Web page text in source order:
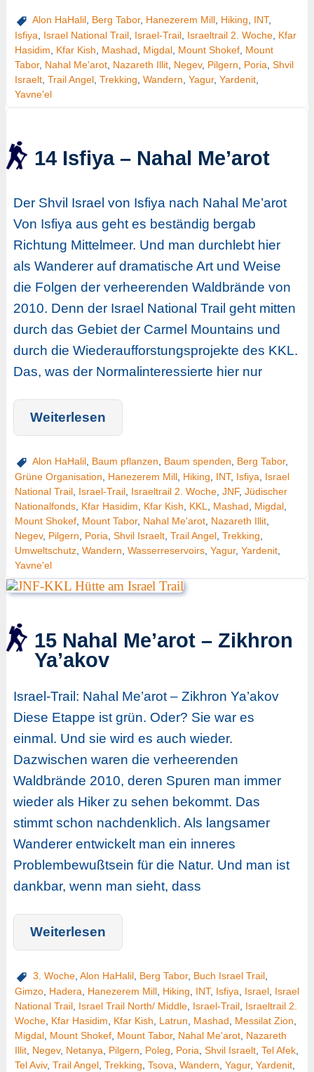
Alon HaHalil, Berg Tabor, Hanezerem Mill, Hiking INT,
Isfiya, Israel National Trail, Israel-Trail, Israeltrail 2. Woche, Kfar
Hasidim, Kfar Kish, Mashad, Migdal, Mount Shokef, Mount
Tabor, Nahal Me'arot, Nazareth Illit, Negev, Pilgern, Poria, Shvil
Israelt, Trail Angel, Trekking, Wandern, Yagur, Yardenit,
Yavne'el
14 Isfiya – Nahal Me’arot
Der Shvil Israel von Isfiya nach Nahal Me’arot
Von Isfiya aus geht es beständig bergab
Richtung Mittelmeer. Und man durchlebt hier
als Wanderer auf dramatische Art und Weise
die Folgen der verheerenden Waldbrände von
2010. Denn der Israel National Trail geht mitten
durch das Gebiet der Carmel Mountains und
durch die Wiederaufforstungsprojekte des KKL.
Das, was der Normalinteressierte hier nur
Weiterlesen
Alon HaHalil, Baum pflanzen Baum spenden Berg Tabor,
Grüne Organisation, Hanezerem Mill, Hiking, INT, Isfiya, Israel
National Trail, Israel-Trail, Israeltrail 2. Woche, JNF, Jüdischer
Nationalfonds, Kfar Hasidim, Kfar Kish, KKL, Mashad, Migdal,
Mount Shokef, Mount Tabor, Nahal Me'arot, Nazareth Illit,
Negev, Pilgern, Poria, Shvil Israelt, Trail Angel, Trekking,
Umweltschutz, Wandern, Wasserreservoirs, Yagur, Yardenit,
Yavne'el
15 Nahal Me’arot – Zikhron
Ya’akov
Israel-Trail: Nahal Me’arot – Zikhron Ya’akov
Diese Etappe ist grün. Oder? Sie war es
einmal. Und sie wird es auch wieder.
Dazwischen waren die verheerenden
Waldbrände 2010, deren Spuren man immer
wieder als Hiker zu sehen bekommt. Das
stimmt schon nachdenklich. Als langsamer
Wanderer entwickelt man ein inneres
Problembewußtsein für die Natur. Und man ist
dankbar, wenn man sieht, dass
Weiterlesen
3. Woche, Alon HaHalil, Berg Tabor, Buch Israel Trail,
Gimzo, Hadera, Hanezerem Mill, Hiking, INT, Isfiya, Israel, Israel
National Trail, Israel Trail North/ Middle, Israel-Trail, Israeltrail 2.
Woche, Kfar Hasidim, Kfar Kish, Latrun, Mashad, Messilat Zion,
Migdal, Mount Shokef, Mount Tabor, Nahal Me'arot, Nazareth
Illit, Negev, Netanya, Pilgern, Poleg, Poria, Shvil Israelt, Tel Afek,
Tel Aviv, Trail Angel, Trekking, Tsova, Wandern, Yagur, Yardenit,